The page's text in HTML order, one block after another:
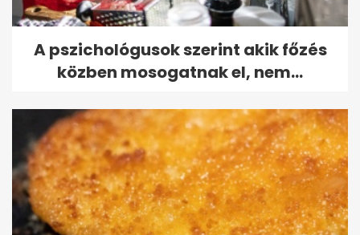
A pszichológusok szerint akik főzés
közben mosogatnak el, nem...